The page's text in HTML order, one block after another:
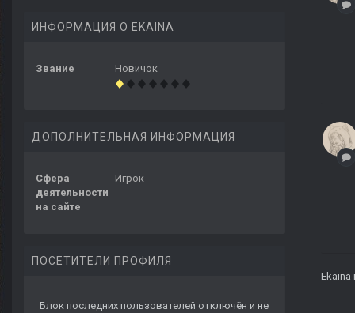
ИНФОРМАЦИЯ О EKAINA
Звание Новичок
ДОПОЛНИТЕЛЬНАЯ ИНФОРМАЦИЯ
Сфера
деятельности
на сайте
Игрок
ПОСЕТИТЕЛИ ПРОФИЛЯ
Блок последних пользователей отключён и не
Ekaina